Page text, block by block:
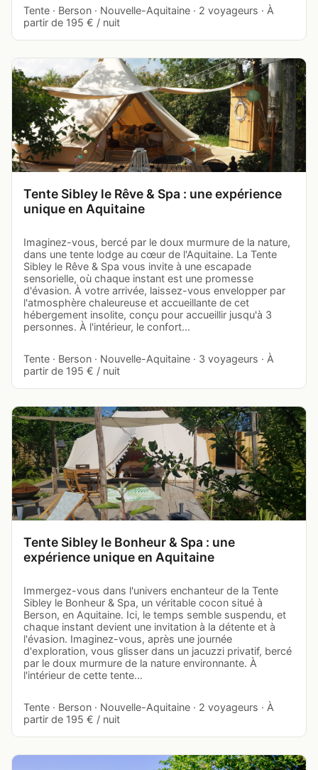
Tente · Berson · Nouvelle-Aquitaine · 2 voyageurs · À
partir de 195 € / nuit
Tente Sibley le Rêve & Spa : une expérience
unique en Aquitaine
Imaginez-vous, bercé par le doux murmure de la nature,
dans une tente lodge au cœur de l'Aquitaine. La Tente
Sibley le Rêve & Spa vous invite à une escapade
sensorielle, où chaque instant est une promesse
d'évasion. À votre arrivée, laissez-vous envelopper par
l'atmosphère chaleureuse et accueillante de cet
hébergement insolite, conçu pour accueillir jusqu'à 3
personnes. À l'intérieur, le confort…
Tente · Berson · Nouvelle-Aquitaine · 3 voyageurs · À
partir de 195 € / nuit
Tente Sibley le Bonheur & Spa : une
expérience unique en Aquitaine
Immergez-vous dans l'univers enchanteur de la Tente
Sibley le Bonheur & Spa, un véritable cocon situé à
Berson, en Aquitaine. Ici, le temps semble suspendu, et
chaque instant devient une invitation à la détente et à
l'évasion. Imaginez-vous, après une journée
d'exploration, vous glisser dans un jacuzzi privatif, bercé
par le doux murmure de la nature environnante. À
l'intérieur de cette tente…
Tente · Berson · Nouvelle-Aquitaine · 2 voyageurs · À
partir de 195 € / nuit